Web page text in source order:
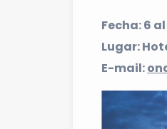
Fecha: 6
Lugar:
E-mail: